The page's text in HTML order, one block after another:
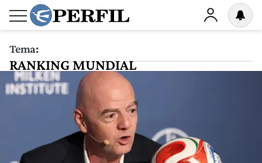
Tema:
RANKING MUNDIAL